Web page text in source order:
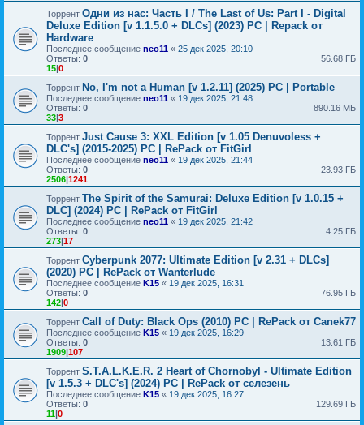
Торрент Одни из нас: Часть I / The Last of Us: Part I - Digital
Deluxe Edition [v 1.1.5.0 + DLCs] (2023) PC | Repack от
Hardware
Последнее сообщение neo11 « 25 дек 2025, 20:10
Ответы: 0
15|0
56.68 ГБ
Торрент No, I'm not a Human [v 1.2.11] (2025) PC | Portable
Последнее сообщение neo11 « 19 дек 2025, 21:48
Ответы: 0
33|3
890.16 МБ
Торрент Just Cause 3: XXL Edition [v 1.05 Denuvoless +
DLC's] (2015-2025) PC | RePack от FitGirl
Последнее сообщение neo11 « 19 дек 2025, 21:44
Ответы: 0
2506|1241
23.93 ГБ
Торрент The Spirit of the Samurai: Deluxe Edition [v 1.0.15 +
DLC] (2024) PC | RePack от FitGirl
Последнее сообщение neo11 « 19 дек 2025, 21:42
Ответы: 0
273|17
4.25 ГБ
Торрент Cyberpunk 2077: Ultimate Edition [v 2.31 + DLCs]
(2020) PC | RePack от Wanterlude
Последнее сообщение K15 « 19 дек 2025, 16:31
Ответы: 0
142|0
76.95 ГБ
Торрент Call of Duty: Black Ops (2010) PC | RePack от Canek77
Последнее сообщение K15 « 19 дек 2025, 16:29
Ответы: 0
1909|107
13.61 ГБ
Торрент S.T.A.L.K.E.R. 2 Heart of Chornobyl - Ultimate Edition
[v 1.5.3 + DLC's] (2024) PC | RePack от селезень
Последнее сообщение K15 « 19 дек 2025, 16:27
Ответы: 0
11|0
129.69 ГБ